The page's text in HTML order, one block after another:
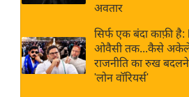
News
Live
अंतर्राष्ट्रीय
बिज़नेस
अवतार
सिर्फ एक बंदा काफ़ी
ओवैसी तक...कैसे अकेले
राजनीति का रुख
'लोन वॉरियर्स'